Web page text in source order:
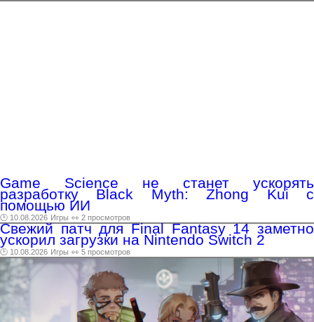
Game Science не станет ускорять
разработку Black Myth: Zhong Kui с
помощью ИИ
🕑 10.08.2026 Игры 👀 2 просмотров
Свежий патч для Final Fantasy 14 заметно
ускорил загрузки на Nintendo Switch 2
🕑 10.08.2026 Игры 👀 5 просмотров